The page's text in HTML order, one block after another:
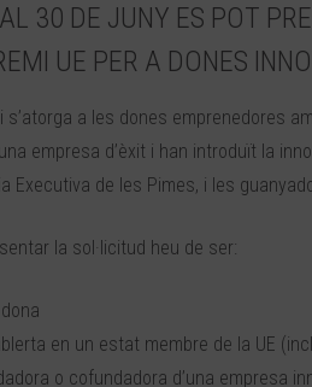
30 DE JUNY ES POT
UE PER A DONES
s’atorga a les dones emprenedores
empresa d’èxit i han introduït la
Executiva de les Pimes, i les
la sol·licitud heu de ser:
en un estat membre de la UE
o cofundadora d’una empresa